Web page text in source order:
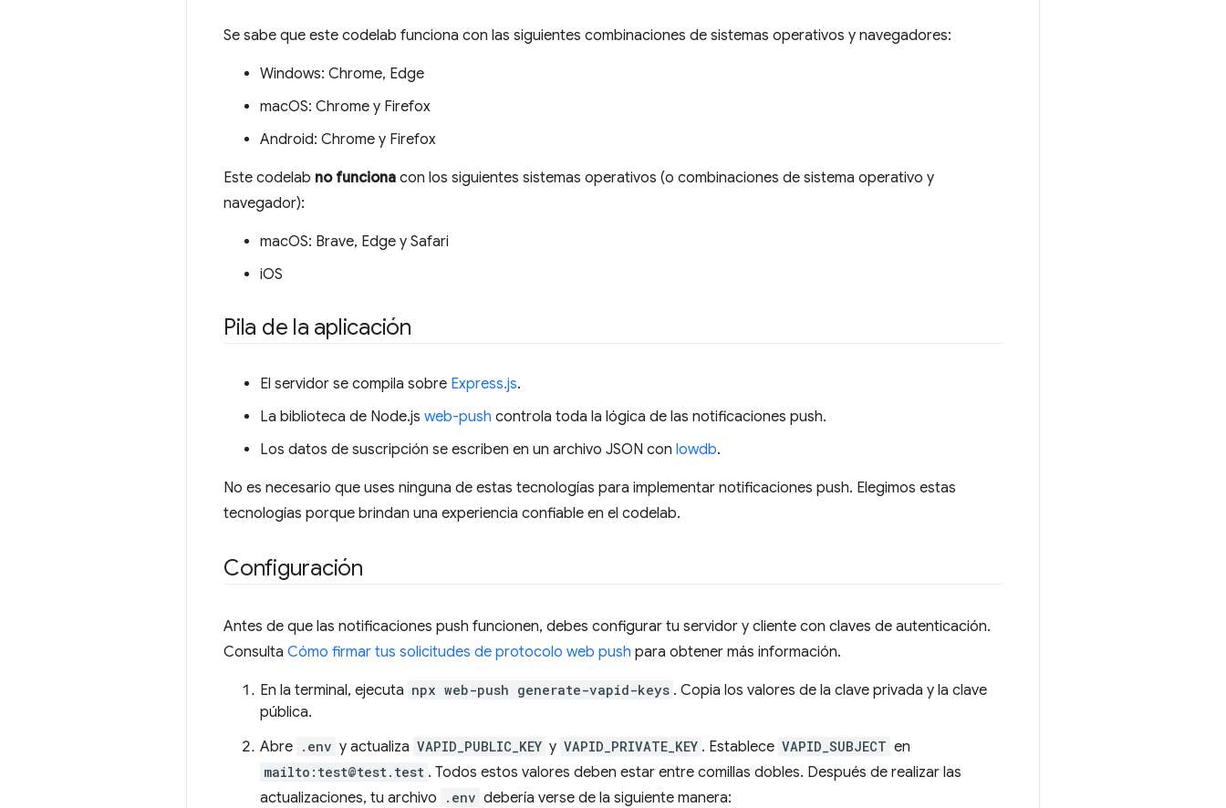
Se sabe que este codelab funciona con las siguientes combinaciones de sistemas operativos y navegadores:
Windows: Chrome, Edge
macOS: Chrome y Firefox
Android: Chrome y Firefox
Este codelab no funciona con los siguientes sistemas operativos (o combinaciones de sistema operativo y
navegador):
macOS: Brave, Edge y Safari
iOS
Pila de la aplicación
El servidor se compila sobre Express.js.
La biblioteca de Node.js web-push controla toda la lógica de las notificaciones push.
Los datos de suscripción se escriben en un archivo JSON con lowdb.
No es necesario que uses ninguna de estas tecnologías para implementar notificaciones push. Elegimos estas
tecnologías porque brindan una experiencia confiable en el codelab.
Configuración
Antes de que las notificaciones push funcionen, debes configurar tu servidor y cliente con claves de autenticación.
Consulta Cómo firmar tus solicitudes de protocolo web push para obtener más información.
En la terminal, ejecuta npx web-push generate-vapid-keys . Copia los valores de la clave privada y la clave
pública.
Abre .env y actualiza VAPID_PUBLIC_KEY y VAPID_PRIVATE_KEY . Establece VAPID_SUBJECT en
mailto:test@test.test . Todos estos valores deben estar entre comillas dobles. Después de realizar las
actualizaciones, tu archivo
.env debería verse de la siguiente manera: